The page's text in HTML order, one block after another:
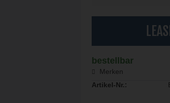
bestellbar
Merken
Artikel-Nr.: